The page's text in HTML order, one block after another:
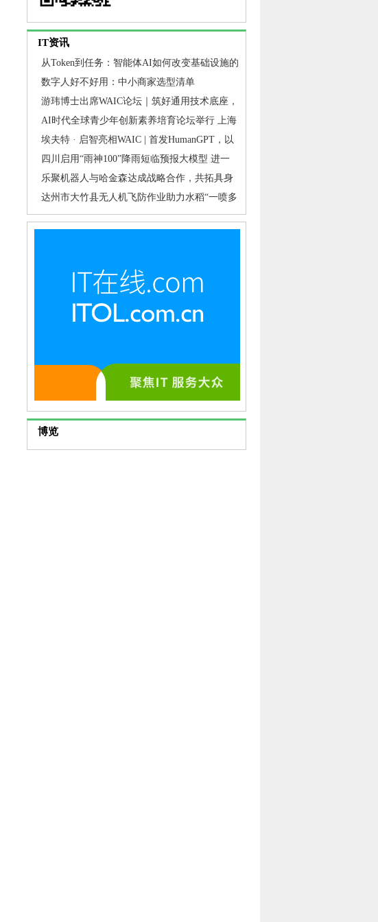
IT资讯
从Token到任务：智能体AI如何改变基础设施的
关注焦点
数字人好不好用：中小商家选型清单
游玮博士出席WAIC论坛｜筑好通用技术底座，
埃夫特&启智交出工业具身落地答卷
AI时代全球青少年创新素养培育论坛举行 上海
推动AI教育从“普及覆盖”迈向“提质培优”
埃夫特 · 启智亮相WAIC | 首发HumanGPT，以
通用技术底座破解行业“共创难”
四川启用“雨神100”降雨短临预报大模型 进一
步提高山洪、泥石流、滑坡、城市内涝等灾害短
临预警准确性
乐聚机器人与哈金森达成战略合作，共拓具身
智能工业落地新路径
达州市大竹县无人机飞防作业助力水稻“一喷多
促”
博览